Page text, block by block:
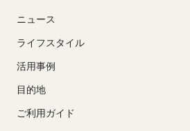
ニュース
ライフスタイル
活用事例
目的地
ご利用ガイド